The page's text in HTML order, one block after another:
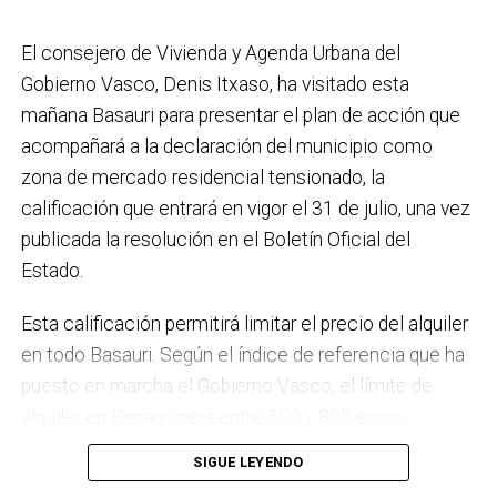
régimen de autoconsumo, que hacen de Basauri un
municipio más sostenible y preparado para el futuro.
En ese sentido, estamos trabajando en acciones de
clima y energía, entre las que destacan el diseño de
una red de refugios climáticos, junto con un Plan de
Actuación ante Episodios de Altas Temperaturas,
como las que recientemente hemos sufrido.
proyecto de lanueva haurreskola que se construirá en
Sarratu, junto a Arizko Ikastola, y que es una apuesta
por la educación pública y un elemento más de apoyo
el trabajo que desarrollamos en igualdad, con una
intensificación en la sensibilización respecto a la
El consejero de Vivienda y Agenda Urbana del
Gobierno Vasco, Denis Itxaso, ha visitado esta
mañana Basauri para presentar el plan de acción que
acompañará a la declaración del municipio como
zona de mercado residencial tensionado, la
calificación que entrará en vigor el 31 de julio, una vez
publicada la resolución en el Boletín Oficial del
Estado.
Esta calificación permitirá limitar el precio del alquiler
en todo Basauri. Según el índice de referencia que ha
puesto en marcha el Gobierno Vasco, el límite de
dependiendo de la zona y de las características de la
vivienda. Los interesados pueden consultar el límite
SIGUE LEYENDO